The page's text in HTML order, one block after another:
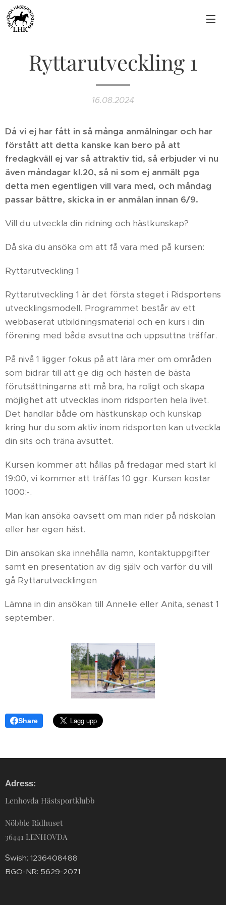
Ryttarutveckling 1
16.08.2024
Då vi ej har fått in så många anmälningar och har
förstått att detta kanske kan bero på att
fredagkväll ej var så attraktiv tid, så erbjuder vi nu
även måndagar kl.20, så ni som ej anmält pga
detta men egentligen vill vara med, och måndag
passar bättre, skicka in er anmälan innan 6/9.
Vill du utveckla din ridning och hästkunskap?
Då ska du ansöka om att få vara med på kursen:
Ryttarutveckling 1
Ryttarutveckling 1 är det första steget i Ridsportens
utvecklingsmodell. Programmet består av ett
webbaserat utbildningsmaterial och en kurs i din
förening med både avsuttna och uppsuttna träffar.
På nivå 1 ligger fokus på att lära mer om områden
som bidrar till att ge dig och hästen de bästa
förutsättningarna att må bra, ha roligt och skapa
möjlighet att utvecklas inom ridsporten hela livet.
Det handlar både om hästkunskap och kunskap
kring hur du som aktiv inom ridsporten kan utveckla
din sits och träna avsuttet.
Kursen kommer att hållas på fredagar med start kl
19:00, vi kommer att träffas 10 ggr. Kursen kostar
1000:-.
Man kan ansöka oavsett om man rider på ridskolan
eller har egen häst.
Din ansökan ska innehålla namn, kontaktuppgifter
samt en presentation av dig själv och varför du vill
gå Ryttarutvecklingen 😊
Lämna in din ansökan till Annelie eller Anita, senast 1
september.
Share
Adress:
Lenhovda Hästsportklubb
Nöbble Ridhuset
36441 LENHOVDA
Swish: 1236408488
BGO-NR: 5629-2071